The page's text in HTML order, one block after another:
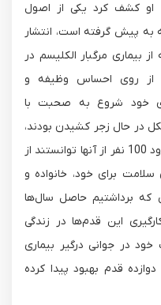
او کشف کرد یکی از اصول
به پیش گرفته است، انتشار
بیماری مرگبار الکلیسم در
از روی احساس وظیفه و
خود شروع به صحبت با
در حال زجر کشیدن بودند،
نمود. این جریان ادامه پیدا کرد تا حدود 100 نفر از آنها توانستند از
برای خود، خانواده و
که برداشتیم حاصل سال‌ها
این قدم‌ها در زندگی
در جوانی درگیر بیماری
قدم بهبود پیدا کرده